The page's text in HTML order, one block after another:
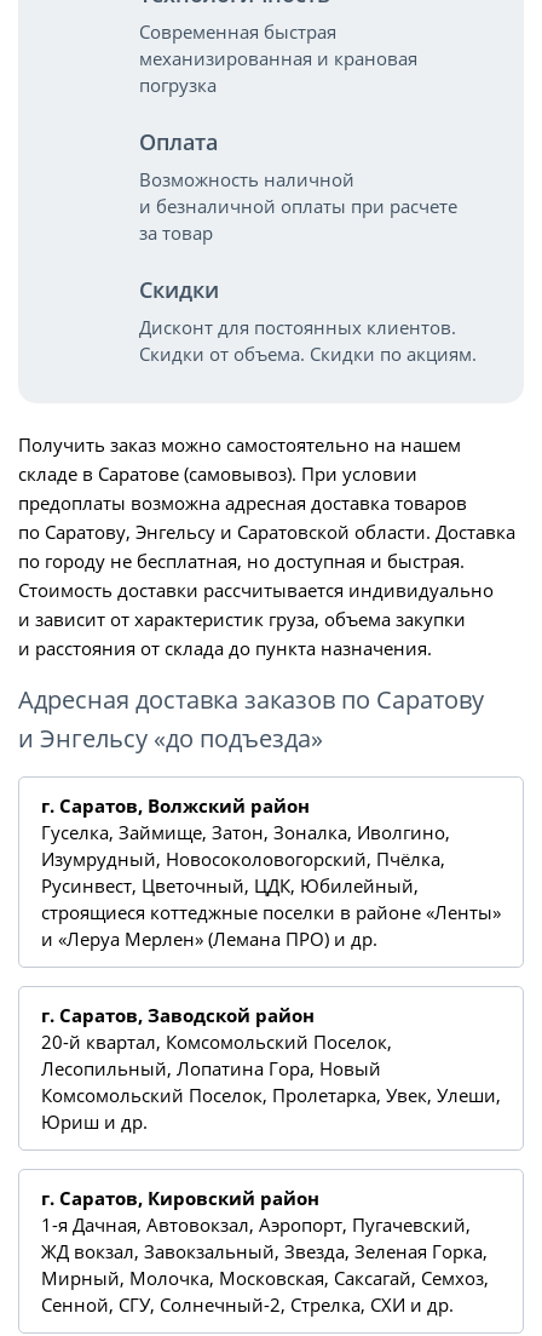
Современная быстрая
механизированная и крановая
погрузка
Оплата
Возможность наличной
и безналичной оплаты при расчете
за товар
Скидки
Дисконт для постоянных клиентов.
Скидки от объема. Скидки по акциям.
Получить заказ можно самостоятельно на нашем
складе в Саратове (самовывоз). При условии
предоплаты возможна адресная доставка товаров
по Саратову, Энгельсу и Саратовской области. Доставка
по городу не бесплатная, но доступная и быстрая.
Стоимость доставки рассчитывается индивидуально
и зависит от характеристик груза, объема закупки
и расстояния от склада до пункта назначения.
Адресная доставка заказов по Саратову
и Энгельсу «до подъезда»
г. Саратов, Волжский район
Гуселка, Займище, Затон, Зоналка, Иволгино,
Изумрудный, Новосоколовогорский, Пчёлка,
Русинвест, Цветочный, ЦДК, Юбилейный,
строящиеся коттеджные поселки в районе «Ленты»
и «Леруа Мерлен» (Лемана ПРО) и др.
г. Саратов, Заводской район
20-й квартал, Комсомольский Поселок,
Лесопильный, Лопатина Гора, Новый
Комсомольский Поселок, Пролетарка, Увек, Улеши,
Юриш и др.
г. Саратов, Кировский район
1-я Дачная, Автовокзал, Аэропорт, Пугачевский,
ЖД вокзал, Завокзальный, Звезда, Зеленая Горка,
Мирный, Молочка, Московская, Саксагай, Семхоз,
Сенной, СГУ, Солнечный-2, Стрелка, СХИ и др.